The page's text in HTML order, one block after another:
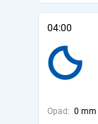
04:00
Opad: 0 mm